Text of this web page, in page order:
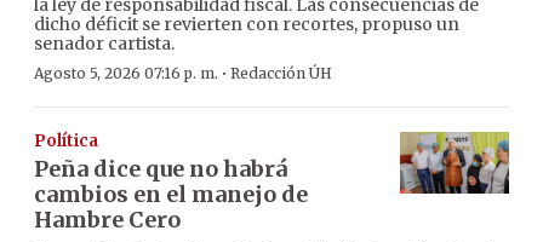
la ley de responsabilidad fiscal. Las consecuencias de
dicho déficit se revierten con recortes, propuso un
senador cartista.
Agosto 5, 2026 07:16 p. m. · Redacción ÚH
Política
Peña dice que no habrá
cambios en el manejo de
Hambre Cero